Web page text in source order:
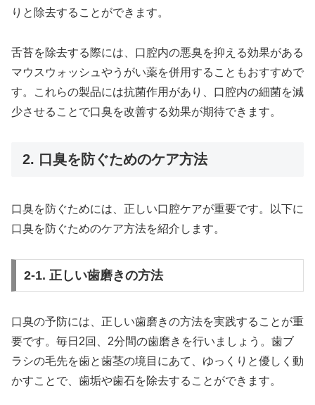
りと除去することができます。
舌苔を除去する際には、口腔内の悪臭を抑える効果がある
マウスウォッシュやうがい薬を併用することもおすすめで
す。これらの製品には抗菌作用があり、口腔内の細菌を減
少させることで口臭を改善する効果が期待できます。
2. 口臭を防ぐためのケア方法
口臭を防ぐためには、正しい口腔ケアが重要です。以下に
口臭を防ぐためのケア方法を紹介します。
2-1. 正しい歯磨きの方法
口臭の予防には、正しい歯磨きの方法を実践することが重
要です。毎日2回、2分間の歯磨きを行いましょう。歯ブ
ラシの毛先を歯と歯茎の境目にあて、ゆっくりと優しく動
かすことで、歯垢や歯石を除去することができます。